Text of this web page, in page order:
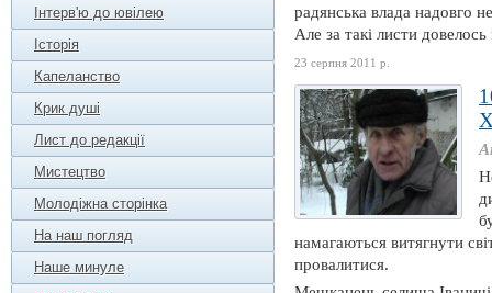
Інтерв'ю до ювілею
Історія
Капеланство
Крик душі
Лист до редакції
Мистецтво
Молодіжна сторінка
На наш погляд
Наше минуле
радянська влада надовго
Але за такі листи
23 серпня 2011 р.
намагаються витягнути
провалитися.